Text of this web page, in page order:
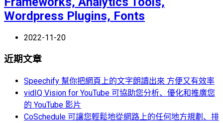
Wordpress Plugins, Fonts
2022-11-20
近期文章
Speechify 幫你把網頁上的文字朗讀出來 方便又有效率
vidIQ Vision for YouTube 可協助您分析、優化和推廣您
的 YouTube 影片
CoSchedule 可讓您輕鬆地從網路上的任何地方規劃、排